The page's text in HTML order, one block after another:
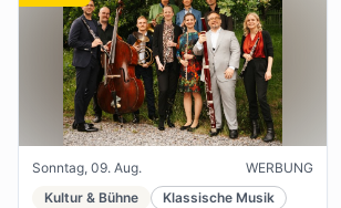
Sonntag, 09. Aug.
WERBUNG
Kultur & Bühne
Klassische Musik